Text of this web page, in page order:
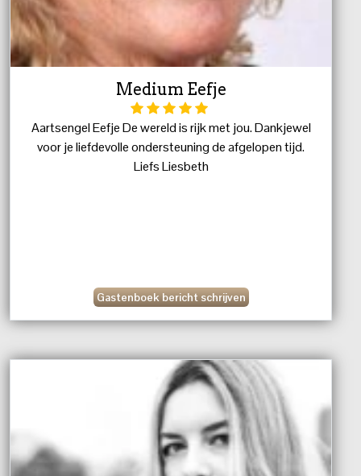
Medium Eefje
Aartsengel Eefje De wereld is rijk met jou. Dankjewel
voor je liefdevolle ondersteuning de afgelopen tijd.
Liefs Liesbeth
Gastenboek bericht schrijven